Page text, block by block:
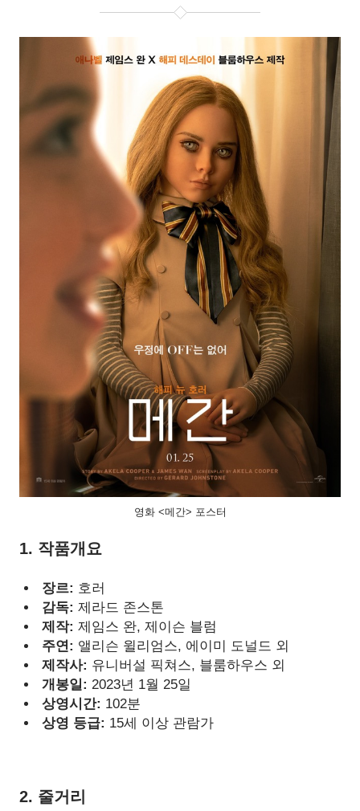
영화 <메간> 포스터
1. 작품개요
장르: 호러
감독: 제라드 존스톤
제작: 제임스 완, 제이슨 블럼
주연: 앨리슨 윌리엄스, 에이미 도널드 외
제작사: 유니버설 픽쳐스, 블룸하우스 외
개봉일: 2023년 1월 25일
상영시간: 102분
상영 등급: 15세 이상 관람가
2. 줄거리